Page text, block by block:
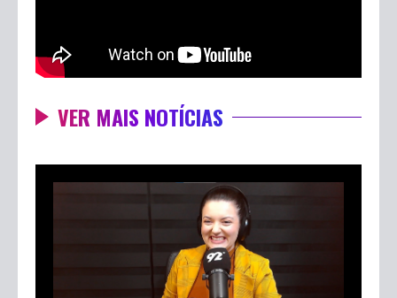
VER MAIS NOTÍCIAS